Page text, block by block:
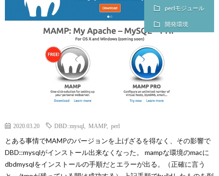
perlモジュール
開発環境
2020.03.20 DBD::mysql MAMP perl
とある事情でMAMPのバージョンを上げざるを得なく、その影響で
DBD::mysqlがインストール出来なくなった。 mampな環境のmacに
dbdmysqlをインストールの手順だとエラーが出る。（正確に言う